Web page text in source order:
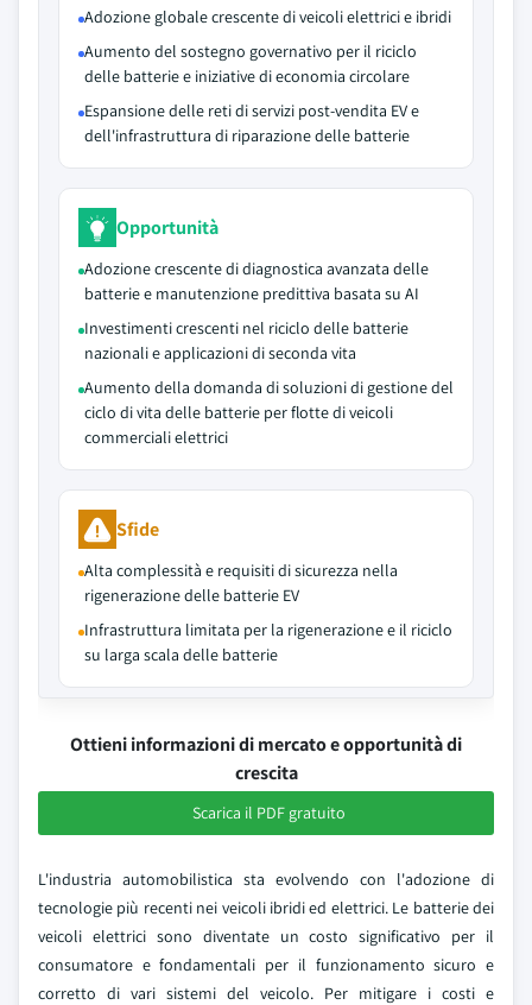
Adozione globale crescente di veicoli elettrici e ibridi
Aumento del sostegno governativo per il riciclo
delle batterie e iniziative di economia circolare
Espansione delle reti di servizi post-vendita EV e
dell'infrastruttura di riparazione delle batterie
Opportunità
Adozione crescente di diagnostica avanzata delle
batterie e manutenzione predittiva basata su AI
Investimenti crescenti nel riciclo delle batterie
nazionali e applicazioni di seconda vita
Aumento della domanda di soluzioni di gestione del
ciclo di vita delle batterie per flotte di veicoli
commerciali elettrici
Sfide
Alta complessità e requisiti di sicurezza nella
rigenerazione delle batterie EV
Infrastruttura limitata per la rigenerazione e il riciclo
su larga scala delle batterie
Ottieni informazioni di mercato e opportunità di
crescita
Scarica il PDF gratuito
L'industria automobilistica sta evolvendo con l'adozione di
tecnologie più recenti nei veicoli ibridi ed elettrici. Le batterie dei
veicoli elettrici sono diventate un costo significativo per il
consumatore e fondamentali per il funzionamento sicuro e
corretto di vari sistemi del veicolo. Per mitigare i costi e